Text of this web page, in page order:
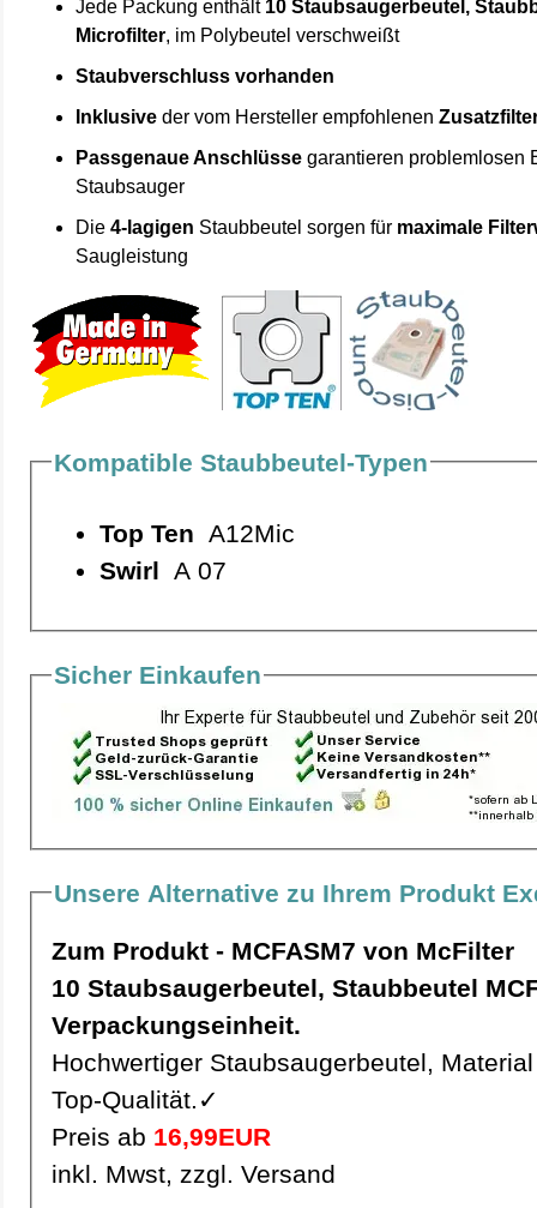
Jede Packung enthält 10 Staubsaugerbeutel,
Microfilter, im Polybeutel verschweißt
Staubverschluss vorhanden
Inklusive der vom Hersteller empfohlenen
Passgenaue Anschlüsse garantieren problemlosen
Staubsauger
Die4-lagigen Staubbeutel sorgen für maximale
Saugleistung
Kompatible Staubbeutel-Typen
Top Ten A12Mic
Swirl A 07
Sicher Einkaufen
Unsere Alternative zu Ihrem Produkt
Zum Produkt - MCFASM7 von McFilter
10 Staubsaugerbeutel, Staubbeutel MCFASM7 pro
Verpackungseinheit.
Hochwertiger Staubsaugerbeutel,
Top-Qualität.✓
Preis ab 16,99EUR
inkl. Mwst, zzgl. Versand